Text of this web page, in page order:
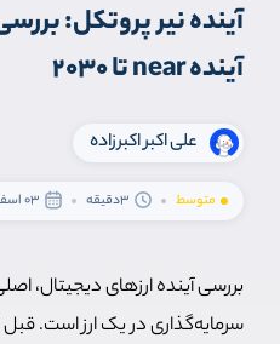
آینده نیر پروتکل:
آینده near تا 2030
علی اکبر اکبرزاده
متوسط 3دقیقه 03 اسفند 1404
بررسی آینده ارزهای دیجیتال،
سرمایه‌گذاری در یک ارز است. قبل